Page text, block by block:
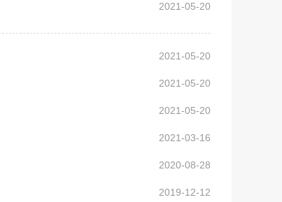
2021-05-20
2021-05-20
2021-05-20
2021-05-20
2021-03-16
2020-08-28
2019-12-12